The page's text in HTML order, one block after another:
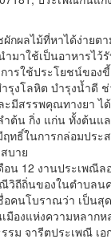
ผลไม้ที่หาได้ง่ายตา
มาใช้เป็นอาหารไว้
ารใช้ประโยชน์ของ
รุงโลหิต บำรุงน้ำดี
มีสรรพคุณทางยา ไ
ำต้น กิ่ง แก่น ทั้งต้นแ
ฤทธิ์ในการกล่อมปร
บาย
12 งานประเพณีลอ
วิถีถิ่นของในตำบลน
อคนโบราณว่า เป็น
มืองแห่งความหลาก
รม จารีตประเพณี เ